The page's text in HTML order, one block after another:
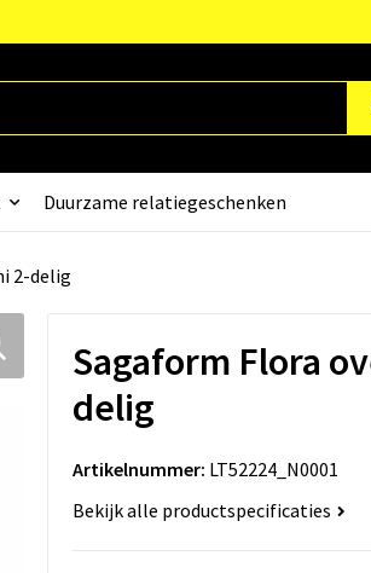
Duurzame relatiegeschenken
2-delig
Sagaform Flora
delig
Artikelnummer: LT52224_N0001
Bekijk alle productspecificaties